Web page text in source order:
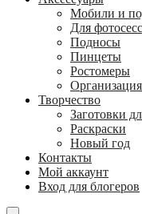
Мобили и
Для
Подносы
Пинцеты
Ростомеры
Творчество
Заготовки
Раскраски
Новый год
Контакты
Мой аккаунт
Вход для блогеров